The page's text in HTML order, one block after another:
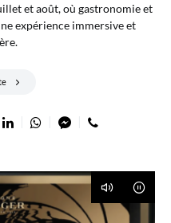
et août, où gastronomie et
expérience immersive et